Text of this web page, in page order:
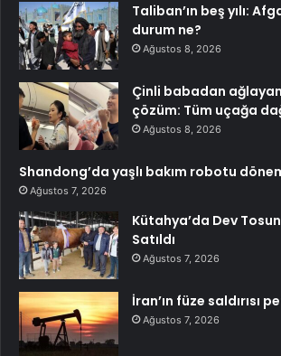
Taliban’ın beş yılı:
durum ne?
Ağustos 8, 2026
Çinli babadan
çözüm: Tüm uçağa
Ağustos 8, 2026
Shandong’da yaşlı bakım robotu
Ağustos 7, 2026
Kütahya’da Dev
Satıldı
Ağustos 7, 2026
İran’ın füze saldırısı
Ağustos 7, 2026